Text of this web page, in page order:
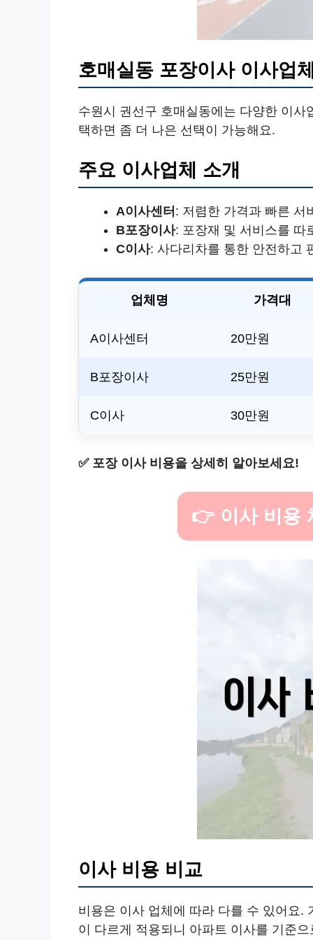
호매실동 포장이사 이사업
수원시 권선구 호매실동에는 다양한 이
택하면 좀 더 나은 선택이 가능해요.
주요 이사업체 소개
A이사센터 : 저렴한 가격과 빠른 서
B포장이사: 포장재 및 서비스를 따
C이사: 사다리차를 통한 안전하고
업체명 가격대
A이사센터 20만원
B포장이사 25만원
C이사 30만원
✅ 포장 이사 비용을 상세히 알아보세요!
👉 이사 비용
이사 비용 비교
비용은 이사 업체에 따라 다를 수 있어요.
이 다르게 적용되니 아파트 이사를 기준